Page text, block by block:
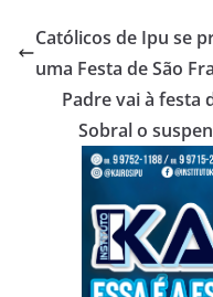
Católicos de Ipu se
uma Festa de São
Padre vai à festa
Sobral o